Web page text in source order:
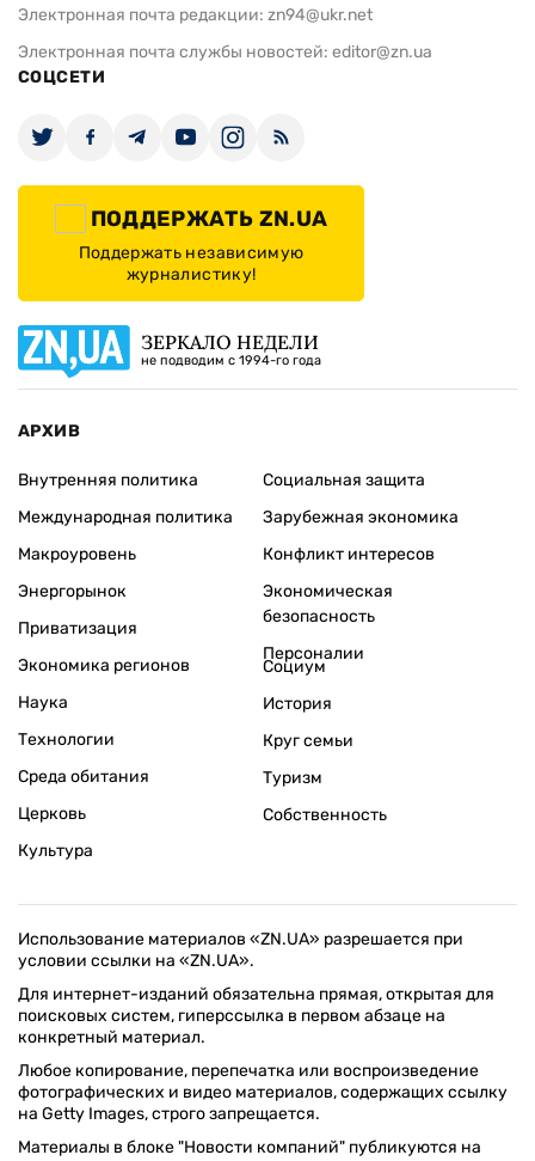
Электронная почта редакции: zn94@ukr.net
Электронная почта службы новостей: editor@zn.ua
СОЦСЕТИ
ПОДДЕРЖАТЬ ZN.UA
Поддержать независимую
журналистику!
ЗЕРКАЛО НЕДЕЛИ
не подводим с 1994-го года
АРХИВ
Внутренняя политика
Международная политика
Макроуровень
Энергорынок
Приватизация
Экономика регионов
Социальная защита
Зарубежная экономика
Конфликт интересов
Экономическая
безопасность
Персоналии
Наука
Технологии
Среда обитания
Церковь
Культура
Социум
История
Круг семьи
Туризм
Собственность
Использование материалов «ZN.UA» разрешается при
условии ссылки на «ZN.UA».
Для интернет-изданий обязательна прямая, открытая для
поисковых систем, гиперссылка в первом абзаце на
конкретный материал.
Любое копирование, перепечатка или воспроизведение
фотографических и видео материалов, содержащих ссылку
на Getty Images, строго запрещается.
Материалы в блоке "Новости компаний" публикуются на